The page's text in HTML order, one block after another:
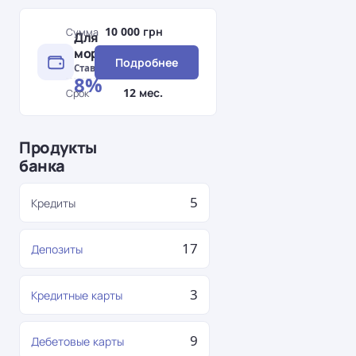
Для
моряков
Ставка
8%
Сумма 10 000 грн
–
300 000 грн
Срок 12 мес.
Подробнее
Продукты
банка
Кредиты 5
Депозиты 17
Кредитные карты 3
Дебетовые карты 9